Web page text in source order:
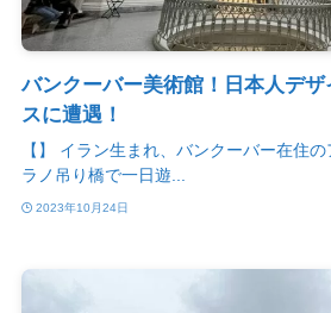
バンクーバー美術館！日本人デ
スに遭遇！
【】 イラン生まれ、バンクーバー在住
ラノ吊り橋で一日遊...
2023年10月24日